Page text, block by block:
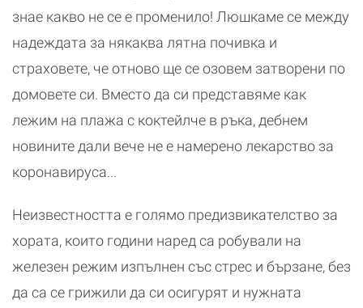
знае какво не се е променило! Люшкаме се между
надеждата за някаква лятна почивка и
страховете, че отново ще се озовем затворени по
домовете си. Вместо да си представяме как
лежим на плажа с коктейлче в ръка, дебнем
новините дали вече не е намерено лекарство за
коронавируса...
Неизвестността е голямо предизвикателство за
хората, които години наред са робували на
железен режим изпълнен със стрес и бързане, без
да са се грижили да си осигурят и нужната